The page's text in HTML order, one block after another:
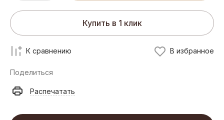
Купить в 1 клик
К сравнению В избранное
Поделиться
Распечатать